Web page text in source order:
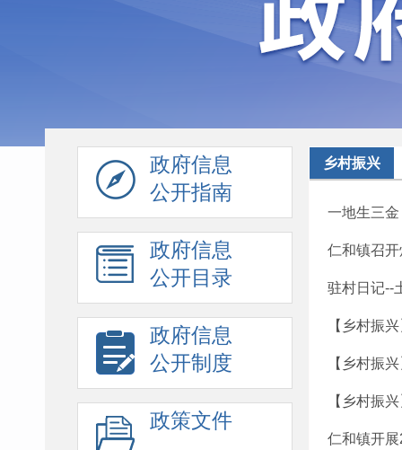
政府信息
公开指南
政府信息
公开目录
政府信息
公开制度
政策文件
乡村振兴
一地生三
仁和镇召
驻村日记--
【乡村振
【乡村振
【乡村振
仁和镇开